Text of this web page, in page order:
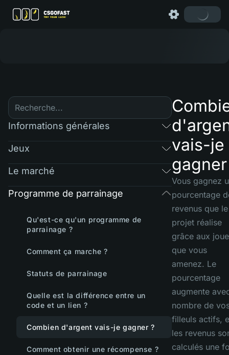
Informations générales
Jeux
Le marché
Programme de parrainage
Qu'est-ce qu'un programme de
parrainage ?
Comment ça marche ?
Statuts de parrainage
Quelle est la différence entre un
code et un lien ?
Combien d'argent vais-je gagner ?
Comment obtenir une récompense ?
vais-je
Vous gagnez
pourcentage
revenus que le
projet réalise
grâce aux
que vous
amenez. Le
pourcentage
augmente
nombre de
filleuls actifs,
les revenus
calculés une